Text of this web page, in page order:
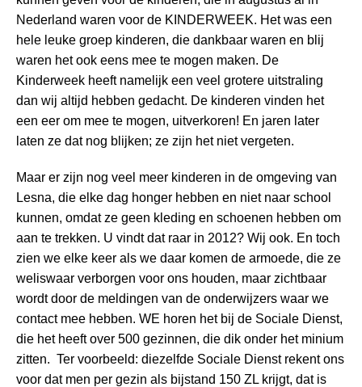
Nederland waren voor de KINDERWEEK. Het was een
hele leuke groep kinderen, die dankbaar waren en blij
waren het ook eens mee te mogen maken. De
Kinderweek heeft namelijk een veel grotere uitstraling
dan wij altijd hebben gedacht. De kinderen vinden het
een eer om mee te mogen, uitverkoren! En jaren later
laten ze dat nog blijken; ze zijn het niet vergeten.
Maar er zijn nog veel meer kinderen in de omgeving van
Lesna, die elke dag honger hebben en niet naar school
kunnen, omdat ze geen kleding en schoenen hebben om
aan te trekken. U vindt dat raar in 2012? Wij ook. En toch
zien we elke keer als we daar komen de armoede, die ze
weliswaar verborgen voor ons houden, maar zichtbaar
wordt door de meldingen van de onderwijzers waar we
contact mee hebben. WE horen het bij de Sociale Dienst,
die het heeft over 500 gezinnen, die dik onder het minium
zitten. Ter voorbeeld: diezelfde Sociale Dienst rekent ons
voor dat men per gezin als bijstand 150 ZL krijgt, dat is